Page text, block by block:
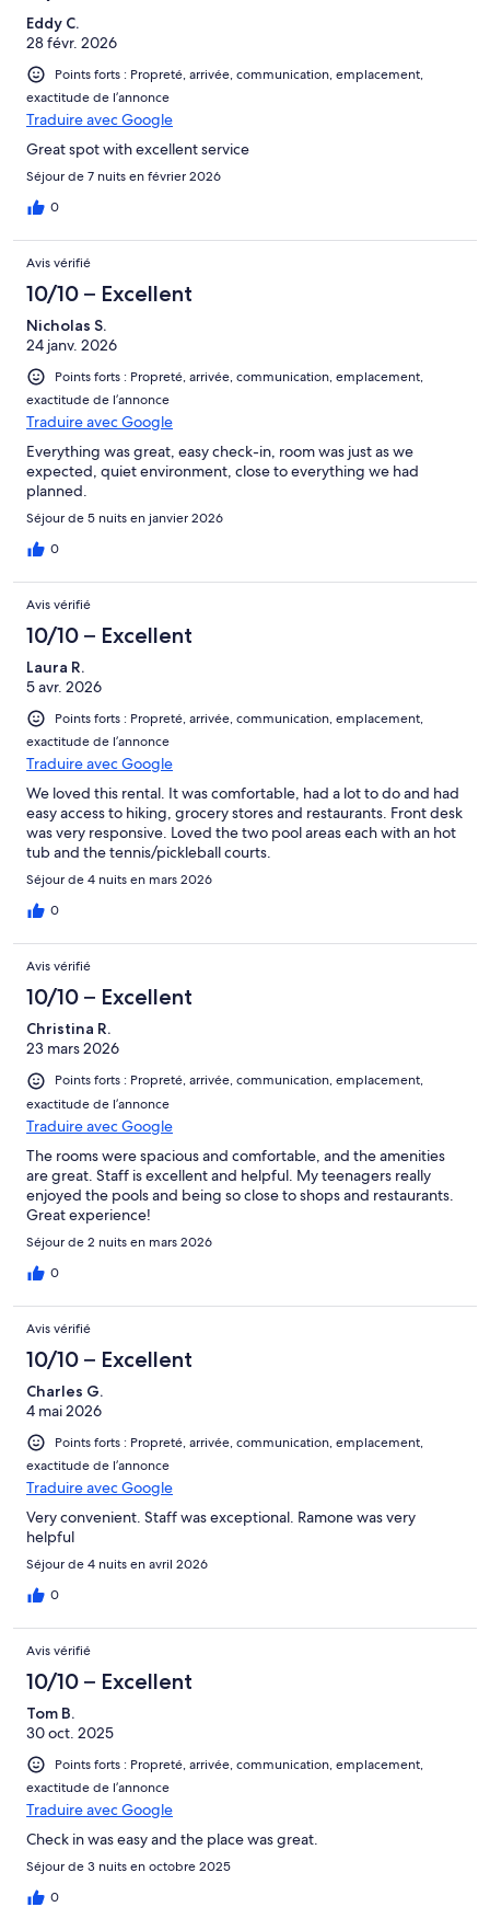
Eddy C.
28 févr. 2026
Points forts : Propreté, arrivée, communication, emplacement,
exactitude de l’annonce
Traduire avec Google
Great spot with excellent service
Séjour de 7 nuits en février 2026
0
Avis vérifié
10/10 – Excellent
Nicholas S.
24 janv. 2026
Points forts : Propreté, arrivée, communication, emplacement,
exactitude de l’annonce
Traduire avec Google
Everything was great, easy check-in, room was just as we
expected, quiet environment, close to everything we had
planned.
Séjour de 5 nuits en janvier 2026
0
Avis vérifié
10/10 – Excellent
Laura R.
5 avr. 2026
Points forts : Propreté, arrivée, communication, emplacement,
exactitude de l’annonce
Traduire avec Google
We loved this rental. It was comfortable, had a lot to do and had
easy access to hiking, grocery stores and restaurants. Front desk
was very responsive. Loved the two pool areas each with an hot
tub and the tennis/pickleball courts.
Séjour de 4 nuits en mars 2026
0
Avis vérifié
10/10 – Excellent
Christina R.
23 mars 2026
Points forts : Propreté, arrivée, communication, emplacement,
exactitude de l’annonce
Traduire avec Google
The rooms were spacious and comfortable, and the amenities
are great. Staff is excellent and helpful. My teenagers really
enjoyed the pools and being so close to shops and restaurants.
Great experience!
Séjour de 2 nuits en mars 2026
0
Avis vérifié
10/10 – Excellent
Charles G.
4 mai 2026
Points forts : Propreté, arrivée, communication, emplacement,
exactitude de l’annonce
Traduire avec Google
Very convenient. Staff was exceptional. Ramone was very
helpful
Séjour de 4 nuits en avril 2026
0
Avis vérifié
10/10 – Excellent
Tom B.
30 oct. 2025
Points forts : Propreté, arrivée, communication, emplacement,
exactitude de l’annonce
Traduire avec Google
Check in was easy and the place was great.
Séjour de 3 nuits en octobre 2025
0